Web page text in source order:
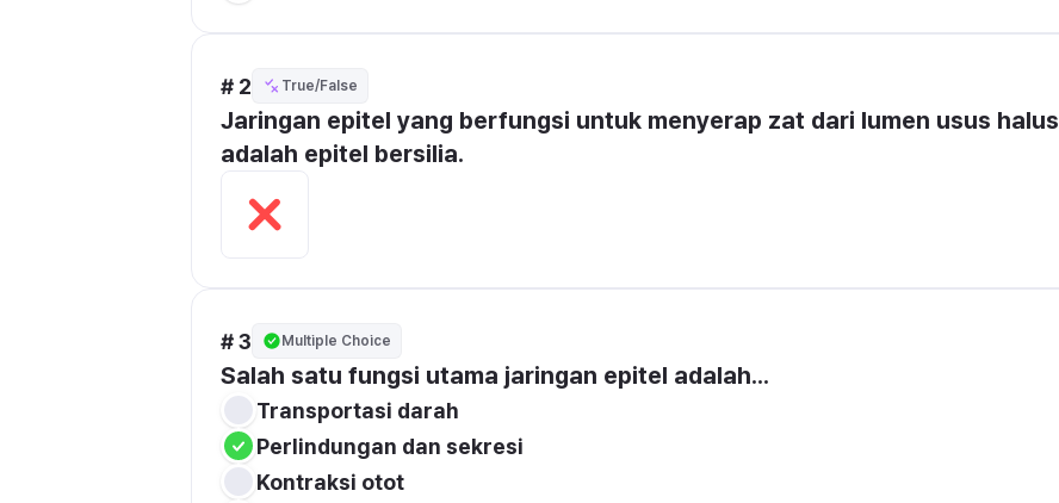
# 2 True/False
Jaringan epitel yang berfungsi untuk menyerap zat dari lumen usus halus
adalah epitel bersilia.
# 3 Multiple Choice
Salah satu fungsi utama jaringan epitel adalah...
Transportasi darah
Perlindungan dan sekresi
Kontraksi otot